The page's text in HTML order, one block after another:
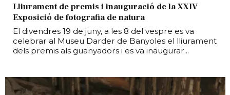
Lliurament de premis i inauguració de la XXIV
Exposició de fotografia de natura
El divendres 19 de juny, a les 8 del vespre es va
celebrar al Museu Darder de Banyoles el lliurament
dels premis als guanyadors i es va inaugurar...